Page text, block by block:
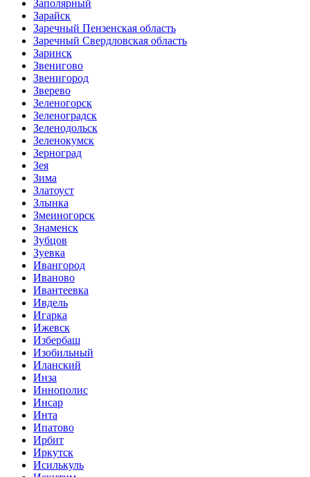
Заполярный
Зарайск
Заречный Пензенская область
Заречный Свердловская область
Заринск
Звенигово
Звенигород
Зверево
Зеленогорск
Зеленоградск
Зеленодольск
Зеленокумск
Зерноград
Зея
Зима
Златоуст
Злынка
Змеиногорск
Знаменск
Зубцов
Зуевка
Ивангород
Иваново
Ивантеевка
Ивдель
Игарка
Ижевск
Избербаш
Изобильный
Иланский
Инза
Иннополис
Инсар
Инта
Ипатово
Ирбит
Иркутск
Исилькуль